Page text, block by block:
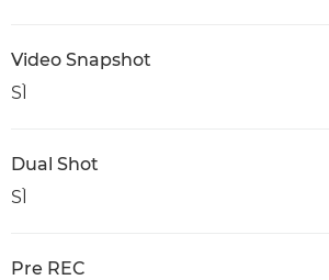
Video Snapshot
SÌ
Dual Shot
SÌ
Pre REC